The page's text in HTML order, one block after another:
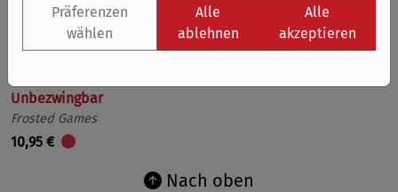
Unbezwingbar
Frosted Games
10,95 €
Nach oben
Präferenzen
wählen
Alle
ablehnen
Alle
akzeptieren